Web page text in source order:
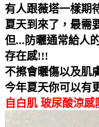
有人跟薇塔一樣期
夏天到來了，最需
但...防曬通常給人
存在感!!!
不擦會曬傷以及肌
今年夏天你可以有
自白肌 玻尿酸涼感